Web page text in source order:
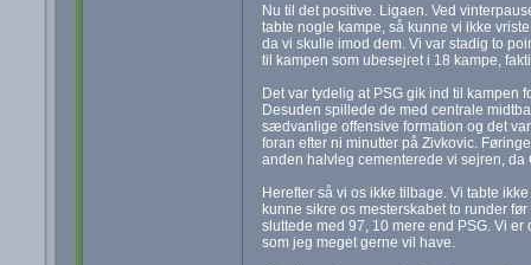
Nu til det positive. Ligaen. Ved
tabte nogle kampe, så kunne vi ikke
da vi skulle imod dem. Vi var stadig to
til kampen som ubesejret i 18 kampe,
Det var tydelig at PSG gik ind til kampen
Desuden spillede de med centrale
sædvanlige offensive formation og det
foran efter ni minutter på Zivkovic.
anden halvleg cementerede vi sejren, da
Herefter så vi os ikke tilbage. Vi tabte
kunne sikre os mesterskabet to runder
sluttede med 97, 10 mere end PSG. Vi
som jeg meget gerne vil have.